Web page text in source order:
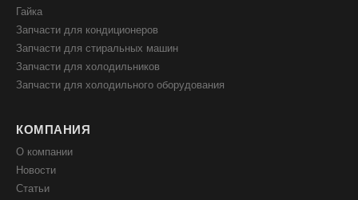
Гайка
Запчасти для кондиционеров
Запчасти для стиральных машин
Запчасти для холодильников
Запчасти для холодильного оборудования
КОМПАНИЯ
О компании
Новости
Статьи